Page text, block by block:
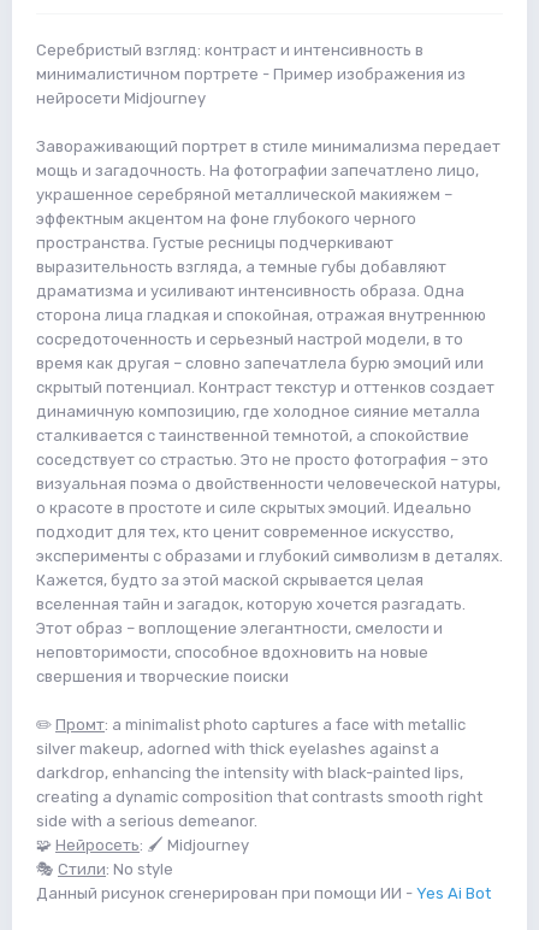
Серебристый взгляд: контраст и интенсивность в
минималистичном портрете - Пример изображения из
нейросети Midjourney
Завораживающий портрет в стиле минимализма передает
мощь и загадочность. На фотографии запечатлено лицо,
украшенное серебряной металлической макияжем –
эффектным акцентом на фоне глубокого черного
пространства. Густые ресницы подчеркивают
выразительность взгляда, а темные губы добавляют
драматизма и усиливают интенсивность образа. Одна
сторона лица гладкая и спокойная, отражая внутреннюю
сосредоточенность и серьезный настрой модели, в то
время как другая – словно запечатлела бурю эмоций или
скрытый потенциал. Контраст текстур и оттенков создает
динамичную композицию, где холодное сияние металла
сталкивается с таинственной темнотой, а спокойствие
соседствует со страстью. Это не просто фотография – это
визуальная поэма о двойственности человеческой натуры,
о красоте в простоте и силе скрытых эмоций. Идеально
подходит для тех, кто ценит современное искусство,
эксперименты с образами и глубокий символизм в деталях.
Кажется, будто за этой маской скрывается целая
вселенная тайн и загадок, которую хочется разгадать.
Этот образ – воплощение элегантности, смелости и
неповторимости, способное вдохновить на новые
свершения и творческие поиски
✏️ Промт: a minimalist photo captures a face with metallic
silver makeup, adorned with thick eyelashes against a
darkdrop, enhancing the intensity with black-painted lips,
creating a dynamic composition that contrasts smooth right
side with a serious demeanor.
🧩 Нейросеть: 🖌 Midjourney
🎭 Стили: No style
Данный рисунок сгенерирован при помощи ИИ - Yes Ai Bot